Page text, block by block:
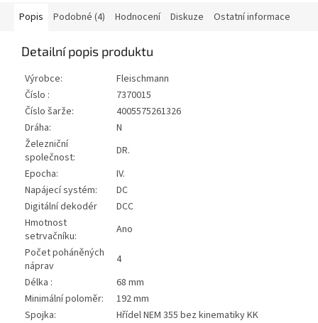
Popis Podobné (4) Hodnocení Diskuze Ostatní informace
Detailní popis produktu
Výrobce:
Fleischmann
Číslo :
7370015
Číslo šarže:
4005575261326
Dráha:
N
Železniční
společnost:
DR.
Epocha:
IV.
Napájecí systém:
DC
Digitální dekodér
DCC
Hmotnost
setrvačníku:
Ano
Počet poháněných
náprav
4
Délka :
68 mm
Minimální poloměr:
192 mm
Spojka:
Hřídel NEM 355 bez kinematiky KK